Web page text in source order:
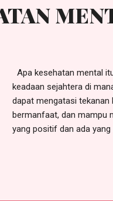
Apa kesehatan mental
keadaan sejahtera di
dapat mengatasi
bermanfaat, dan mampu
yang positif dan ada
dan menghargai orang